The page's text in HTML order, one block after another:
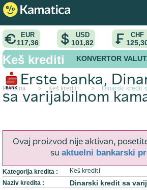
EUR
117,36
USD
101,82
CHF
KONVERTOR
Početna > Keš krediti > Dinarski kredit
Keš krediti
Erste banka,
sa varijabilnom
Ovaj proizvod nije aktivan,
su aktuelni bankarski
Kategorija kredita : Keš krediti
Naziv kredita : Dinarski kredit sa